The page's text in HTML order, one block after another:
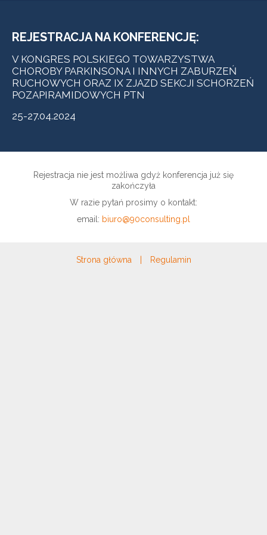
REJESTRACJA NA KONFERENCJĘ:
V KONGRES POLSKIEGO TOWARZYSTWA
CHOROBY PARKINSONA I INNYCH ZABURZEŃ
RUCHOWYCH ORAZ IX ZJAZD SEKCJI SCHORZEŃ
POZAPIRAMIDOWYCH PTN
25-27.04.2024
Rejestracja nie jest możliwa gdyż konferencja już się
zakończyła
W razie pytań prosimy o kontakt:
email: biuro@90consulting.pl
Strona główna Regulamin